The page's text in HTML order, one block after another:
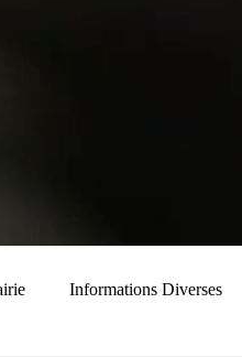
Informations Diverses